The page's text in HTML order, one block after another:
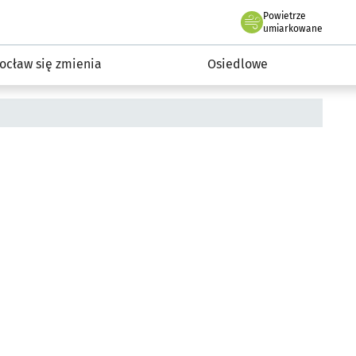
- miejskie inwestycje 2019-2032
Powietrze
we Wrocławiu
umiarkowane
się zmienia Osiedlowe